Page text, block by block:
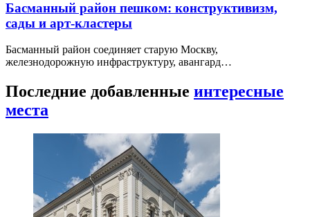
Басманный район пешком: конструктивизм,
сады и арт-кластеры
Басманный район соединяет старую Москву,
железнодорожную инфраструктуру, авангард…
Последние добавленные интересные
места